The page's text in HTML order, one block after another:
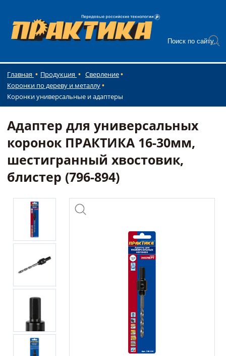
Главная Продукция
Сверление
Коронки по дереву и металлу
Коронки универсальные и адаптеры
Адаптер для универсальных
коронок ПРАКТИКА 16-30мм,
шестигранный хвостовик,
блистер (796-894)